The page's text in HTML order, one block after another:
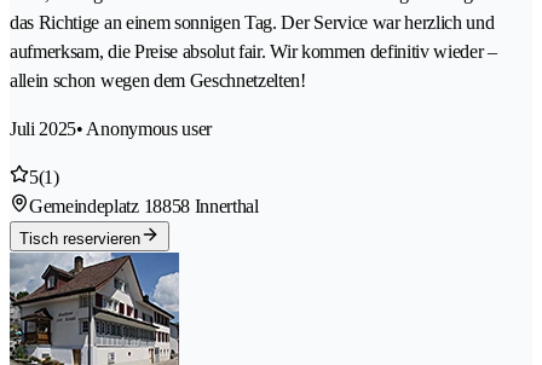
das Richtige an einem sonnigen Tag. Der Service war herzlich und
aufmerksam, die Preise absolut fair. Wir kommen definitiv wieder –
allein schon wegen dem Geschnetzelten!
Juli 2025• Anonymous user
5(1)
Gemeindeplatz 18858 Innerthal
Tisch reservieren